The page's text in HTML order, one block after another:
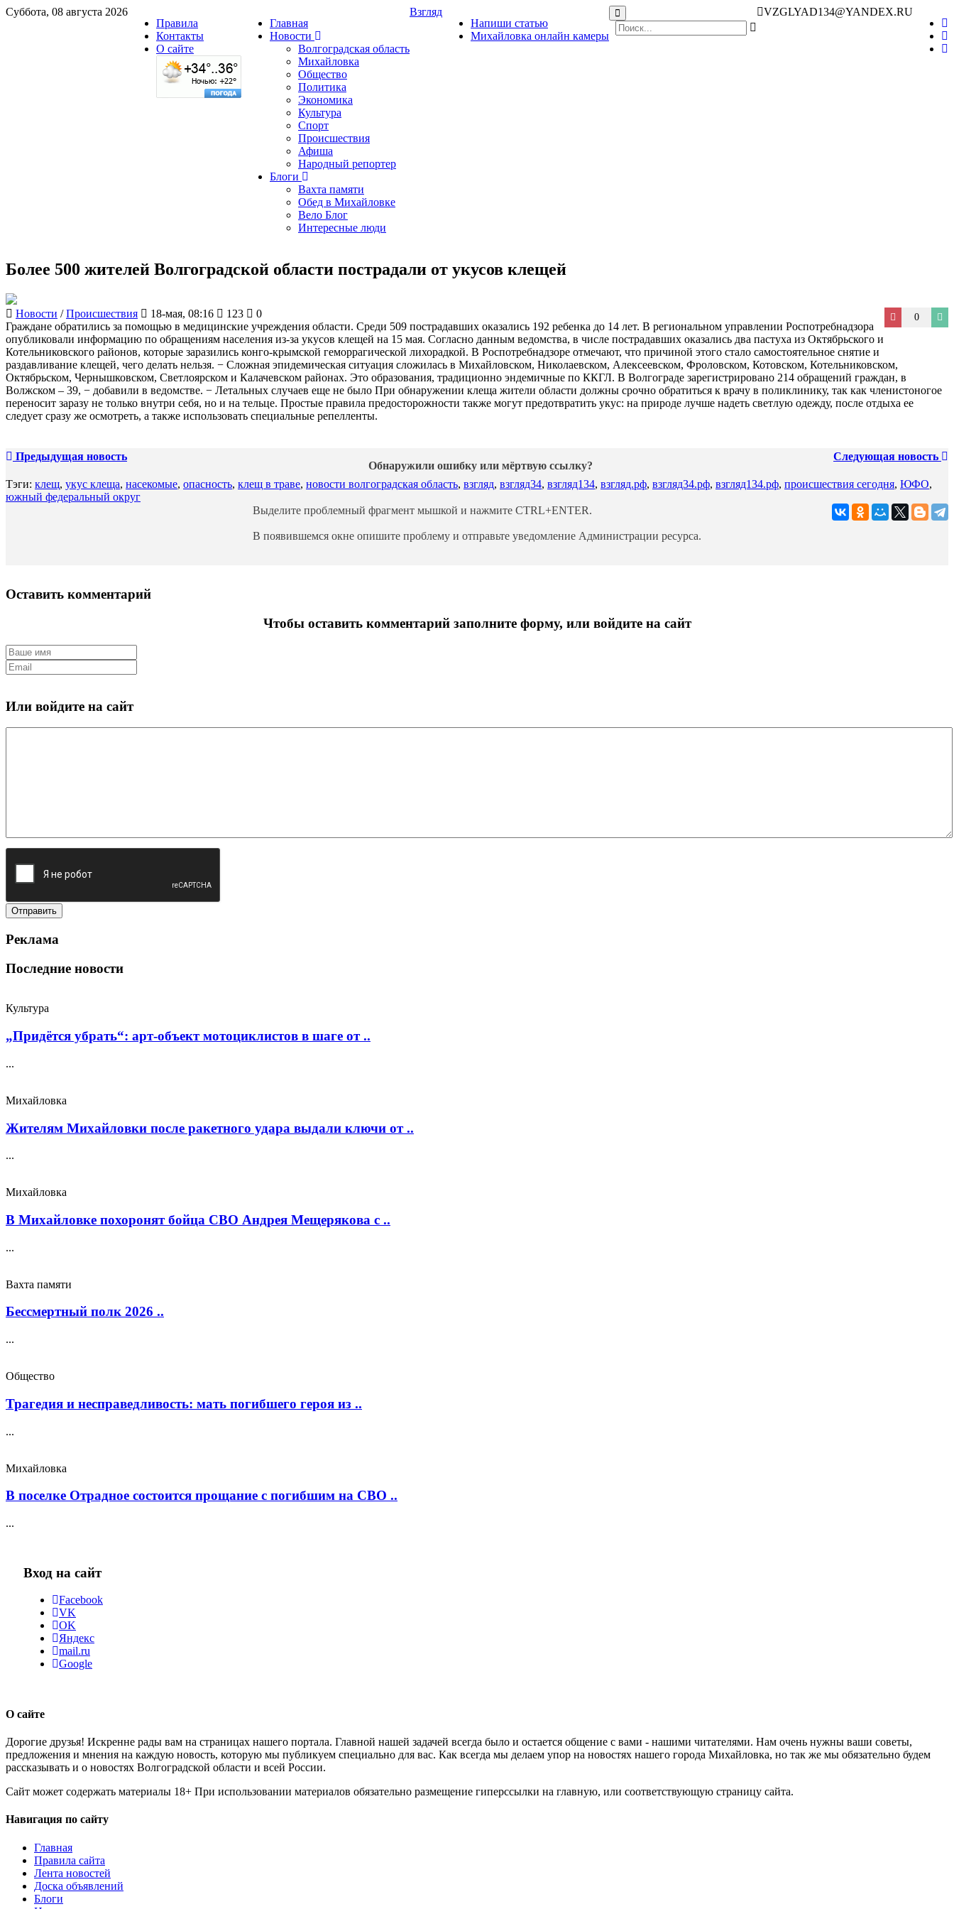
Суббота, 08 августа 2026
Правила
Контакты
О сайте
VZGLYAD134@YANDEX.RU
Главная
Новости
Волгоградская область
Михайловка
Общество
Политика
Экономика
Культура
Спорт
Происшествия
Афиша
Народный репортер
Блоги
Вахта памяти
Обед в Михайловке
Вело Блог
Интересные люди
Взгляд
Напиши статью
Михайловка онлайн камеры
Более 500 жителей Волгоградской области пострадали от укусов клещей
Новости /Происшествия 18-мая, 08:16 123 0 0
Граждане обратились за помощью в медицинские учреждения области. Среди 509 пострадавших оказались 192 ребенка до 14 лет. В региональном управлении Роспотребнадзора
опубликовали информацию по обращениям населения из-за укусов клещей на 15 мая. Согласно данным ведомства, в числе пострадавших оказались два пастуха из Октябрьского и
Котельниковского районов, которые заразились конго-крымской геморрагической лихорадкой. В Роспотребнадзоре отмечают, что причиной этого стало самостоятельное снятие и
раздавливание клещей, чего делать нельзя. − Сложная эпидемическая ситуация сложилась в Михайловском, Николаевском, Алексеевском, Фроловском, Котовском, Котельниковском,
Октябрьском, Чернышковском, Светлоярском и Калачевском районах. Это образования, традиционно эндемичные по ККГЛ. В Волгограде зарегистрировано 214 обращений граждан, в
Волжском – 39, − добавили в ведомстве. − Летальных случаев еще не было При обнаружении клеща жители области должны срочно обратиться к врачу в поликлинику, так как членистоногое
переносит заразу не только внутри себя, но и на тельце. Простые правила предосторожности также могут предотвратить укус: на природе лучше надеть светлую одежду, после отдыха ее
следует сразу же осмотреть, а также использовать специальные репелленты.
Предыдущая новость Следующая новость
Тэги: клещ, укус клеща, насекомые, опасность, клещ в траве, новости волгоградская область, взгляд, взгляд34, взгляд134, взгляд.рф, взгляд34.рф, взгляд134.рф, происшествия сегодня, ЮФО,
южный федеральный округ
Обнаружили ошибку или мёртвую ссылку?
Выделите проблемный фрагмент мышкой и нажмите CTRL+ENTER.
В появившемся окне опишите проблему и отправьте уведомление Администрации ресурса.
Оставить комментарий
Чтобы оставить комментарий заполните форму, или войдите на сайт
Или войдите на сайт
Реклама
Последние новости
Культура
„Придётся убрать“: арт‑объект мотоциклистов в шаге от ..
...
Михайловка
Жителям Михайловки после ракетного удара выдали ключи от ..
...
Михайловка
В Михайловке похоронят бойца СВО Андрея Мещерякова с ..
...
Вахта памяти
Бессмертный полк 2026 ..
...
Общество
Трагедия и несправедливость: мать погибшего героя из ..
...
Михайловка
В поселке Отрадное состоится прощание с погибшим на СВО ..
...
Вход на сайт
Facebook
VK
OK
Яндекс
mail.ru
Google
О сайте
Дорогие друзья! Искренне рады вам на страницах нашего портала. Главной нашей задачей всегда было и остается общение с вами - нашими читателями. Нам очень нужны ваши советы,
предложения и мнения на каждую новость, которую мы публикуем специально для вас. Как всегда мы делаем упор на новостях нашего города Михайловка, но так же мы обязательно будем
рассказывать и о новостях Волгоградской области и всей России.
Сайт может содержать материалы 18+ При использовании материалов обязательно размещение гиперссылки на главную, или соответствующую страницу сайта.
Навигация по сайту
Главная
Правила сайта
Лента новостей
Доска объявлений
Блоги